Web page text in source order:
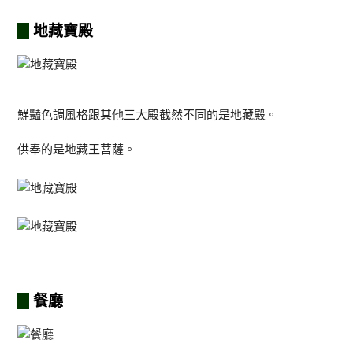
地藏寶殿
鮮豔色調風格跟其他三大殿截然不同的是地藏殿。
供奉的是地藏王菩薩。
餐廳